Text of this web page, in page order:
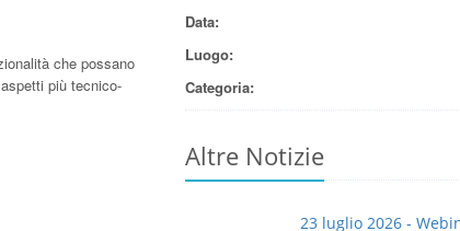
che possano
più tecnico-
Data:
Luogo:
Categoria:
Altre Notizie
23 luglio 2026 -